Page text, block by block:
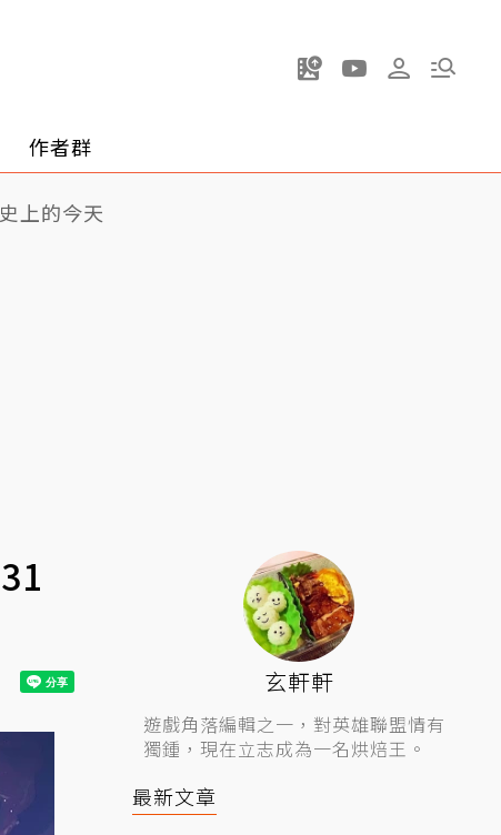
作者群
上的今天
玄軒軒
遊戲角落編輯之一，對英雄聯盟情有
獨鍾，現在立志成為一名烘焙王。
最新文章